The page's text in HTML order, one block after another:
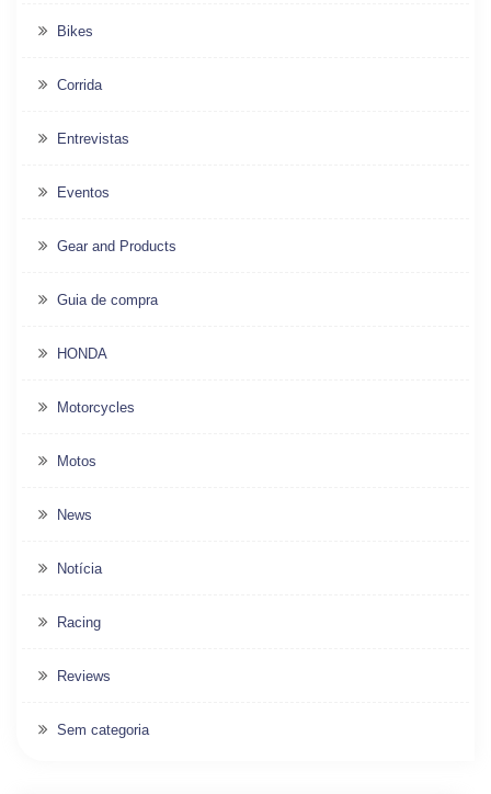
Bikes
Corrida
Entrevistas
Eventos
Gear and Products
Guia de compra
HONDA
Motorcycles
Motos
News
Notícia
Racing
Reviews
Sem categoria